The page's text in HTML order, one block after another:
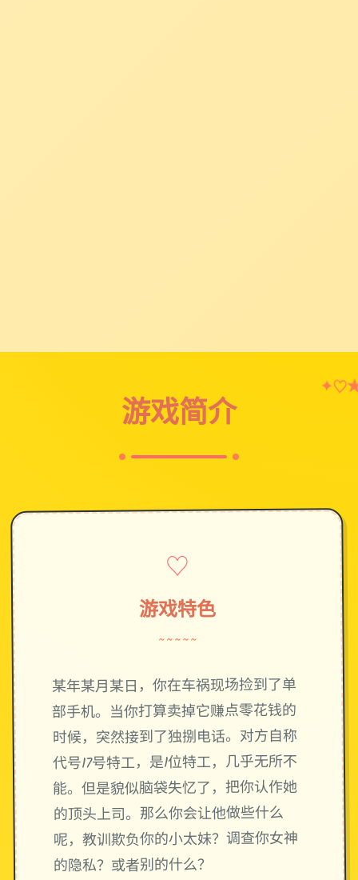
游戏简介
✦♡
♡
游戏特色
~~~~~
某年某月某日，你在车祸现场捡到了单
部手机。当你打算卖掉它赚点零花钱的
时候，突然接到了独捌电话。对方自称
代号17号特工，是1位特工，几乎无所不
能。但是貌似脑袋失忆了，把你认作她
的顶头上司。那么你会让他做些什么
呢，教训欺负你的小太妹？调查你女神
的隐私？或者别的什么？